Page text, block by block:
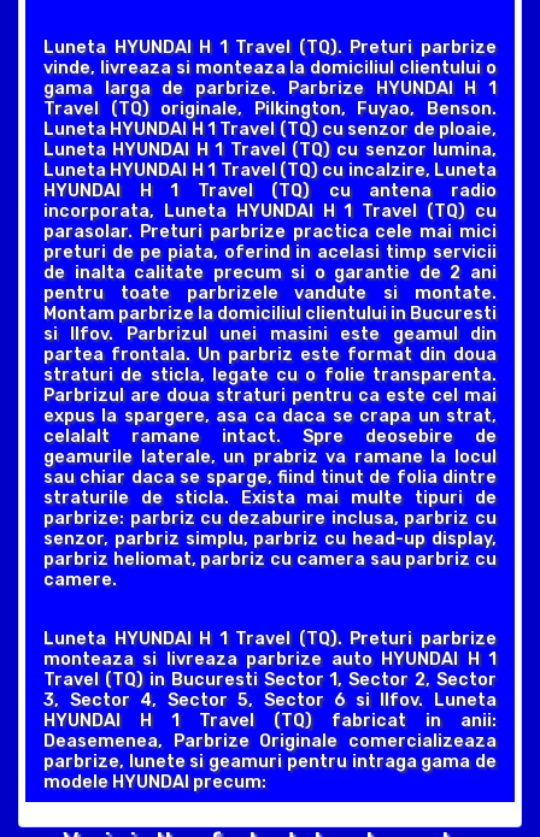
Luneta HYUNDAI H 1 Travel (TQ). Preturi parbrize
vinde, livreaza si monteaza la domiciliul clientului o
gama larga de parbrize. Parbrize HYUNDAI H 1
Travel (TQ) originale, Pilkington, Fuyao, Benson.
Luneta HYUNDAI H 1 Travel (TQ) cu senzor de ploaie,
Luneta HYUNDAI H 1 Travel (TQ) cu senzor lumina,
Luneta HYUNDAI H 1 Travel (TQ) cu incalzire, Luneta
HYUNDAI H 1 Travel (TQ) cu antena radio
incorporata, Luneta HYUNDAI H 1 Travel (TQ) cu
parasolar. Preturi parbrize practica cele mai mici
preturi de pe piata, oferind in acelasi timp servicii
de inalta calitate precum si o garantie de 2 ani
pentru toate parbrizele vandute si montate.
Montam parbrize la domiciliul clientului in Bucuresti
si Ilfov. Parbrizul unei masini este geamul din
partea frontala. Un parbriz este format din doua
straturi de sticla, legate cu o folie transparenta.
Parbrizul are doua straturi pentru ca este cel mai
expus la spargere, asa ca daca se crapa un strat,
celalalt ramane intact. Spre deosebire de
geamurile laterale, un prabriz va ramane la locul
sau chiar daca se sparge, fiind tinut de folia dintre
straturile de sticla. Exista mai multe tipuri de
parbrize: parbriz cu dezaburire inclusa, parbriz cu
senzor, parbriz simplu, parbriz cu head-up display,
parbriz heliomat, parbriz cu camera sau parbriz cu
camere.
Luneta HYUNDAI H 1 Travel (TQ). Preturi parbrize
monteaza si livreaza parbrize auto HYUNDAI H 1
Travel (TQ) in Bucuresti Sector 1, Sector 2, Sector
3, Sector 4, Sector 5, Sector 6 si Ilfov. Luneta
HYUNDAI H 1 Travel (TQ) fabricat in anii:
Deasemenea, Parbrize Originale comercializeaza
parbrize, lunete si geamuri pentru intraga gama de
modele HYUNDAI precum: